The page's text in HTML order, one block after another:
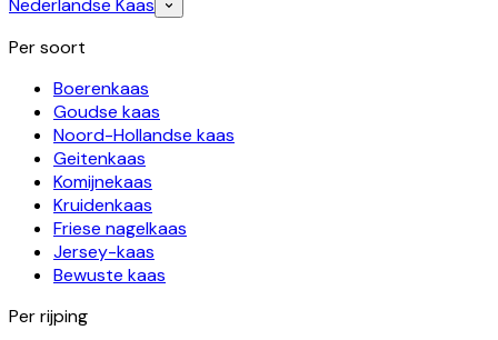
Nederlandse Kaas
Per soort
Boerenkaas
Goudse kaas
Noord-Hollandse kaas
Geitenkaas
Komijnekaas
Kruidenkaas
Friese nagelkaas
Jersey-kaas
Bewuste kaas
Per rijping